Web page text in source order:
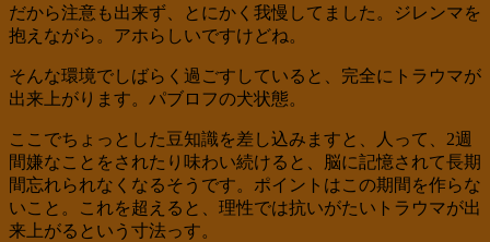
だから注意も出来ず、とにかく我慢してました。ジレンマを
抱えながら。アホらしいですけどね。
そんな環境でしばらく過ごすしていると、完全にトラウマが
出来上がります。パブロフの犬状態。
ここでちょっとした豆知識を差し込みますと、人って、2週
間嫌なことをされたり味わい続けると、脳に記憶されて長期
間忘れられなくなるそうです。ポイントはこの期間を作らな
いこと。これを超えると、理性では抗いがたいトラウマが出
来上がるという寸法っす。